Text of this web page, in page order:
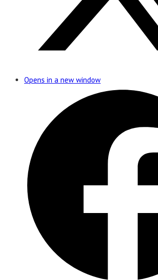
Opens in a new window